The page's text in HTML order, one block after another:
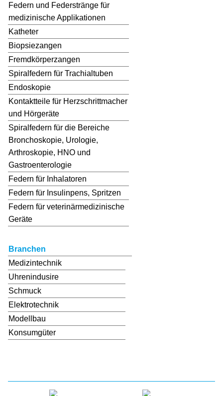
Federn und Federstränge für
medizinische Applikationen
Katheter
Biopsiezangen
Fremdkörperzangen
Spiralfedern für Trachialtuben
Endoskopie
Kontaktteile für Herzschrittmacher
und Hörgeräte
Spiralfedern für die Bereiche
Bronchoskopie, Urologie,
Arthroskopie, HNO und
Gastroenterologie
Federn für Inhalatoren
Federn für Insulinpens, Spritzen
Federn für veterinärmedizinische
Geräte
Branchen
Medizintechnik
Uhrenindusire
Schmuck
Elektrotechnik
Modellbau
Konsumgüter